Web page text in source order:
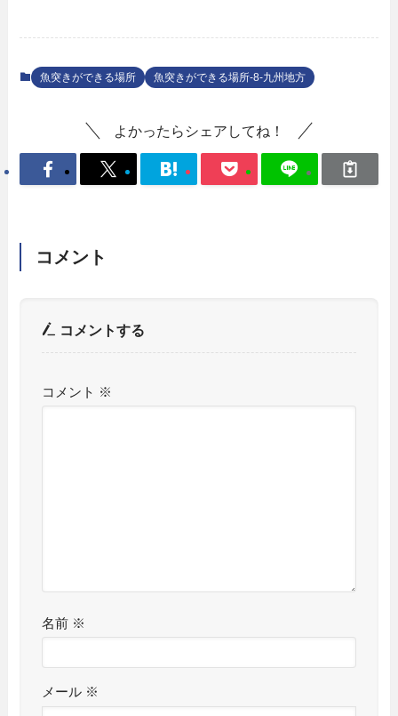
魚突きができる場所 魚突きができる場所-8-九州地方
よかったらシェアしてね！
コメント
コメントする
コメント ※
名前 ※
メール ※